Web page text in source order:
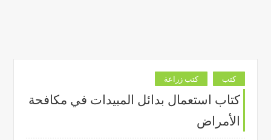
كتب كتب زراعة
كتاب استعمال بدائل المبيدات في مكافحة
الأمراض